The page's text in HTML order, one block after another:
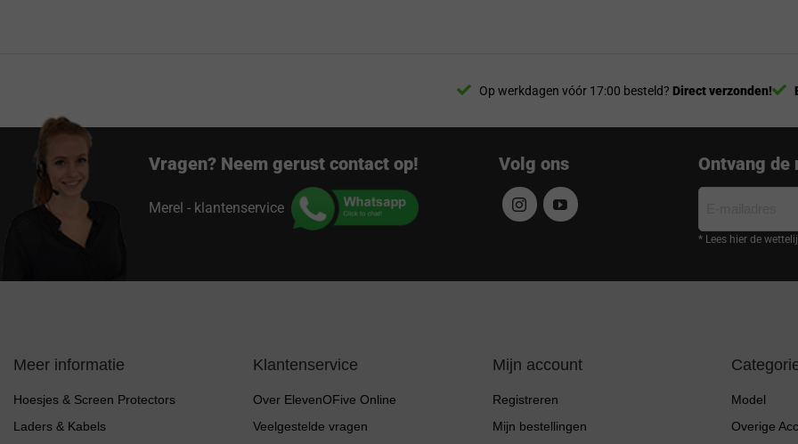
Op werkdagen vóór 17:00 besteld? Direct verzonden!
Vragen? Neem gerust contact op!
Merel - klantenservice
Volg ons Ontvang
* Lees hier de
Meer informatie
Hoesjes & Screen Protectors
Laders & Kabels
Klantenservice
Over ElevenOFive Online
Veelgestelde vragen
Mijn account
Registreren
Mijn bestellingen
Model
Overige